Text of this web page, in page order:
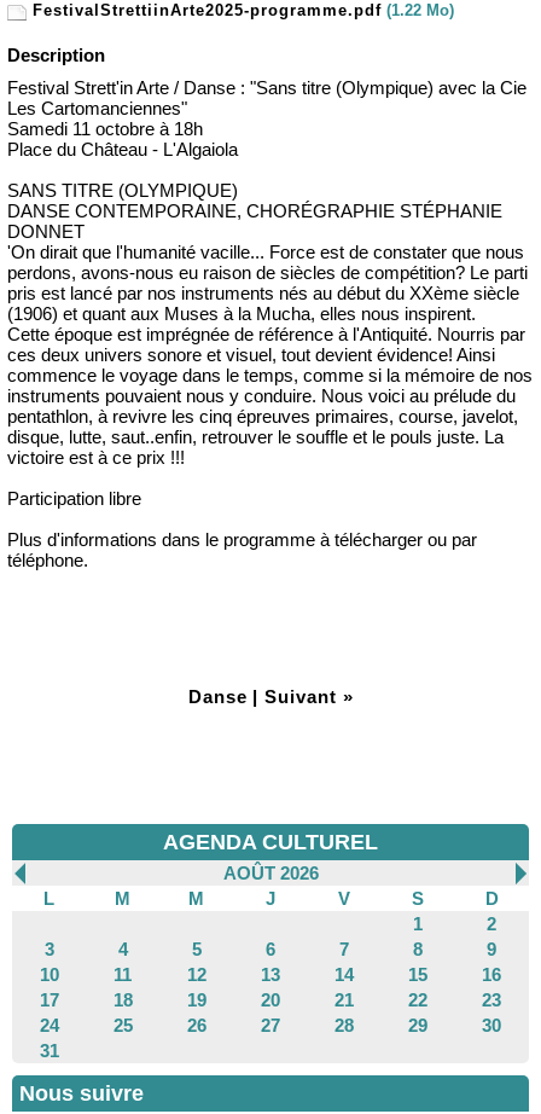
FestivalStrettiinArte2025-programme.pdf (1.22 Mo)
Description
Festival Strett'in Arte / Danse : "Sans titre (Olympique) avec la Cie
Les Cartomanciennes"
Samedi 11 octobre à 18h
Place du Château - L'Algaiola
SANS TITRE (OLYMPIQUE)
DANSE CONTEMPORAINE, CHORÉGRAPHIE STÉPHANIE
DONNET
'On dirait que l'humanité vacille... Force est de constater que nous
perdons, avons-nous eu raison de siècles de compétition? Le parti
pris est lancé par nos instruments nés au début du XXème siècle
(1906) et quant aux Muses à la Mucha, elles nous inspirent.
Cette époque est imprégnée de référence à l'Antiquité. Nourris par
ces deux univers sonore et visuel, tout devient évidence! Ainsi
commence le voyage dans le temps, comme si la mémoire de nos
instruments pouvaient nous y conduire. Nous voici au prélude du
pentathlon, à revivre les cinq épreuves primaires, course, javelot,
disque, lutte, saut..enfin, retrouver le souffle et le pouls juste. La
victoire est à ce prix !!!
Participation libre
Plus d'informations dans le programme à télécharger ou par
téléphone.
Danse | Suivant »
AGENDA CULTUREL
AOÛT 2026
L
M M J V S
D
1
2
3
4 5 6 7 8
9
10
11 12 13 14 15
16
17
18 19 20 21 22
23
24
25 26 27 28 29
30
31
Nous suivre